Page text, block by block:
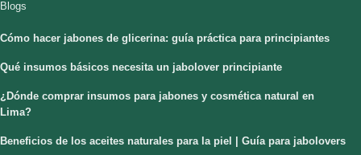
Blogs
Cómo hacer jabones de glicerina: guía práctica para principiantes
Qué insumos básicos necesita un jabolover principiante
¿Dónde comprar insumos para jabones y cosmética natural en
Lima?
Beneficios de los aceites naturales para la piel | Guía para jabolovers